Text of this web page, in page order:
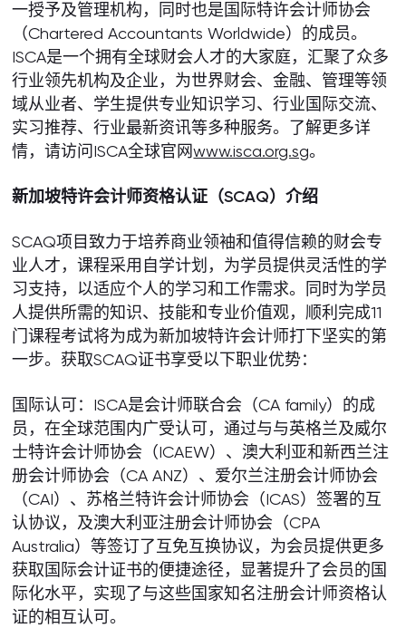
一授予及管理机构，同时也是国际特许会计师协会
（Chartered Accountants Worldwide）的成员。
ISCA是一个拥有全球财会人才的大家庭，汇聚了众多
行业领先机构及企业，为世界财会、金融、管理等领
域从业者、学生提供专业知识学习、行业国际交流、
实习推荐、行业最新资讯等多种服务。了解更多详
情，请访问ISCA全球官网www.isca.org.sg。
新加坡特许会计师资格认证（SCAQ）介绍
SCAQ项目致力于培养商业领袖和值得信赖的财会专
业人才，课程采用自学计划，为学员提供灵活性的学
习支持，以适应个人的学习和工作需求。同时为学员
人提供所需的知识、技能和专业价值观，顺利完成11
门课程考试将为成为新加坡特许会计师打下坚实的第
一步。获取SCAQ证书享受以下职业优势：
国际认可：ISCA是会计师联合会（CA family）的成
员，在全球范围内广受认可，通过与与英格兰及威尔
士特许会计师协会（ICAEW）、澳大利亚和新西兰注
册会计师协会（CA ANZ）、爱尔兰注册会计师协会
（CAI）、苏格兰特许会计师协会（ICAS）签署的互
认协议，及澳大利亚注册会计师协会（CPA
Australia）等签订了互免互换协议，为会员提供更多
获取国际会计证书的便捷途径，显著提升了会员的国
际化水平，实现了与这些国家知名注册会计师资格认
证的相互认可。